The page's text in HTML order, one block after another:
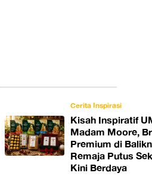
Cerita Inspirasi
Kisah Inspiratif
Madam Moore,
Premium di
Remaja Putus
Kini Berdaya